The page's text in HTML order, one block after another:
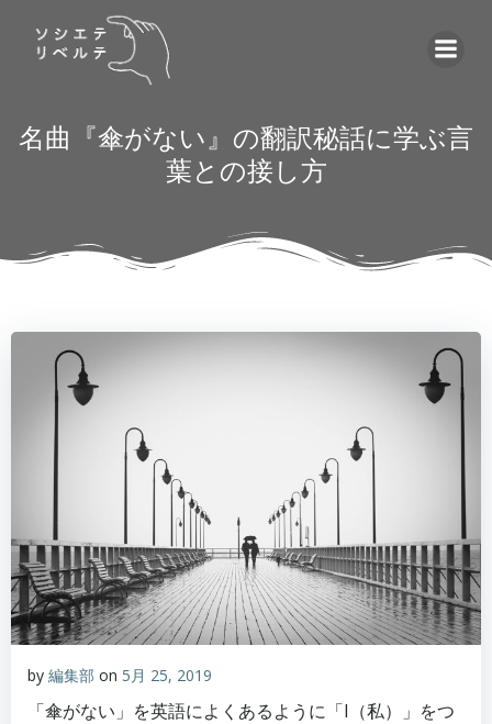
へ
ス
プ
名曲『傘がない』の翻訳秘話に学ぶ言
葉との接し方
by 編集部 on 5月 25, 2019
「傘がない」を英語によくあるように「I（私）」をつ